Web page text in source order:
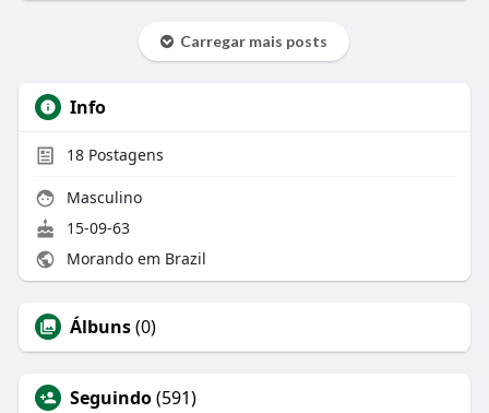
Carregar mais posts
Info
18Postagens
Masculino
15-09-63
Morando em Brazil
Álbuns(0)
Seguindo(591)